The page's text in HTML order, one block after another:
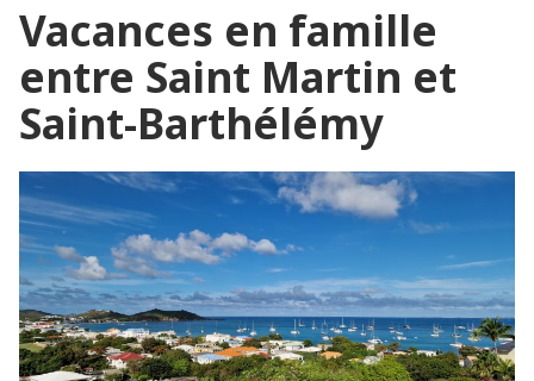
en
Guadeloupe
et
Saintes
Vacances en famille
entre Saint Martin et
Saint-Barthélémy